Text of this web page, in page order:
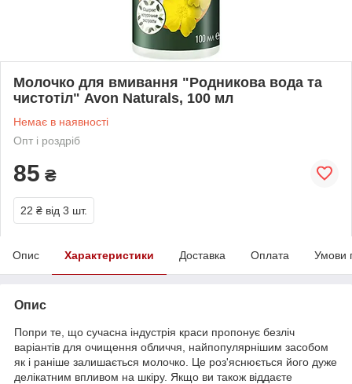
Молочко для вмивання "Родникова вода та
чистотіл" Avon Naturals, 100 мл
Немає в наявності
Опт і роздріб
85 ₴
22 ₴ від 3 шт.
Опис Характеристики Доставка Оплата Умови
Опис
Попри те, що сучасна індустрія краси пропонує безліч
варіантів для очищення обличчя, найпопулярнішим засобом
як і раніше залишається молочко. Це роз'яснюється його дуже
делікатним впливом на шкіру. Якщо ви також віддаєте